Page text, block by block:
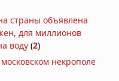
ветер лишил Марс
механизм
страны объявлена
для миллионов
воду (2)
некрополе